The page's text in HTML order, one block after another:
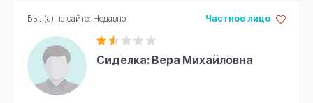
Сиделка: Вера Михайловна
Частное лицо
Был(а) на сайте: Недавно